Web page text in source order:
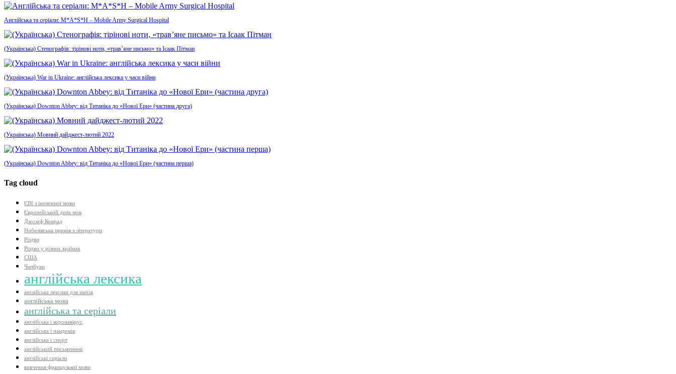
Англійська та серіали: M*A*S*H – Mobile Army Surgical Hospital
(Українська) Стенографія: тірінові ноти, «трав’яне письмо» та Ісаак Пітман
(Українська) War in Ukraine: англійська лексика у часи війни
(Українська) Downton Abbey: від Титаніка до «Нової Ери» (частина друга)
(Українська) Мовний дайджест-лютий 2022
(Українська) Downton Abbey: від Титаніка до «Нової Ери» (частина перша)
Tag cloud
ЄВІ з іноземної мови
Європейський день мов
Джозеф Конрад
Нобелівська премія з літератури
Різдво
Різдво у різних країнах
США
Чапбуки
англійська лексика
англійська лексика для шахів
англійська мова
англійська та серіали
англійська і коронавірус
англійська і пандемія
англійська і спорт
англійський письменник
англійські серіали
вивчення французької мови